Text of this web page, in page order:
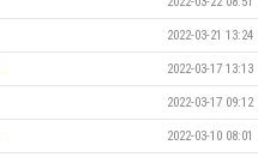
2022-03-21 13:24
2022-03-17 13:13
2022-03-17 09:12
2022-03-10 08:01